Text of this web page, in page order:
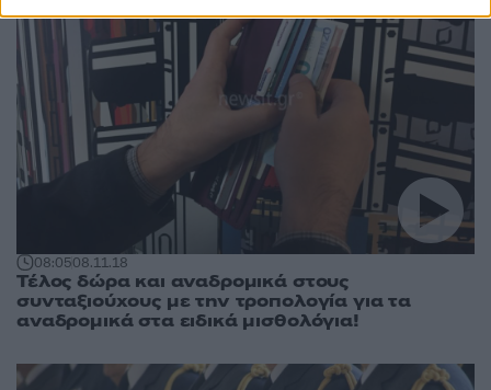
08:0508.11.18
Τέλος δώρα και αναδρομικά στους
συνταξιούχους με την τροπολογία για τα
αναδρομικά στα ειδικά μισθολόγια!